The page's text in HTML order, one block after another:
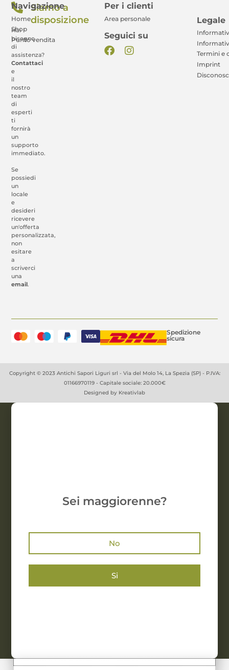
Siamo a
disposizione
Hai
bisogno
di
assistenza?
Contattaci
e
il
nostro
team
di
esperti
ti
fornirà
un
supporto
immediato.
Se
possiedi
un
locale
e
desideri
ricevere
un'offerta
personalizzata,
non
esitare
a
scriverci
una
email.
Navigazione
Home
Shop
Punto vendita
Per i clienti
Area personale
Seguici su
Legale
Termini e
Imprint
Spedizione
sicura
Copyright © 2023 Antichi Sapori Liguri srl - Via del Molo 14, La Spezia (SP) - P.IVA:
01166970119 - Capitale sociale: 20.000€
Designed by Kreativlab
Sei maggiorenne?
No
Si